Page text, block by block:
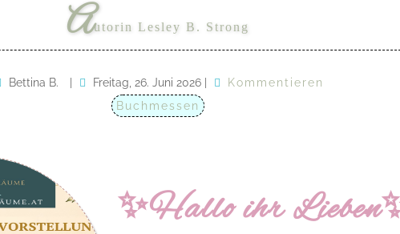
Autorin Lesley B. Strong
Bettina B. Freitag, 26. Juni 2026
Kommentieren
Buchmessen
✨Hallo ihr